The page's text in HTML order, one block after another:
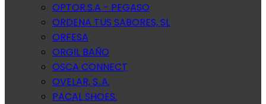
OPTOR.S.A - PEGASO
ORDENA TUS SABORES, SL
ORFESA
ORGIL BAÑO
OSCA CONNECT
OVELAR, S..A.
PACAL SHOES.